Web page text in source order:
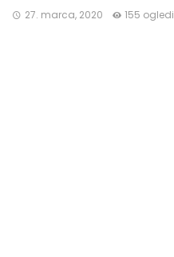
27. marca, 2020 155 ogledi